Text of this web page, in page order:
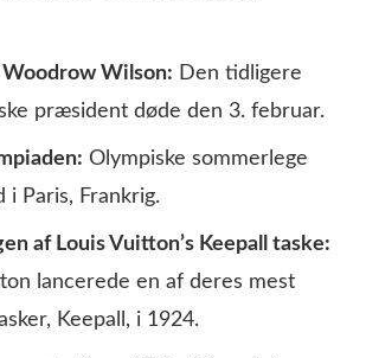
Woodrow Wilson: Den tidligere
præsident døde den 3. februar.
Olympiske sommerlege
i Paris, Frankrig.
af Louis Vuitton’s Keepall taske:
lancerede en af deres mest
Keepall, i 1924.